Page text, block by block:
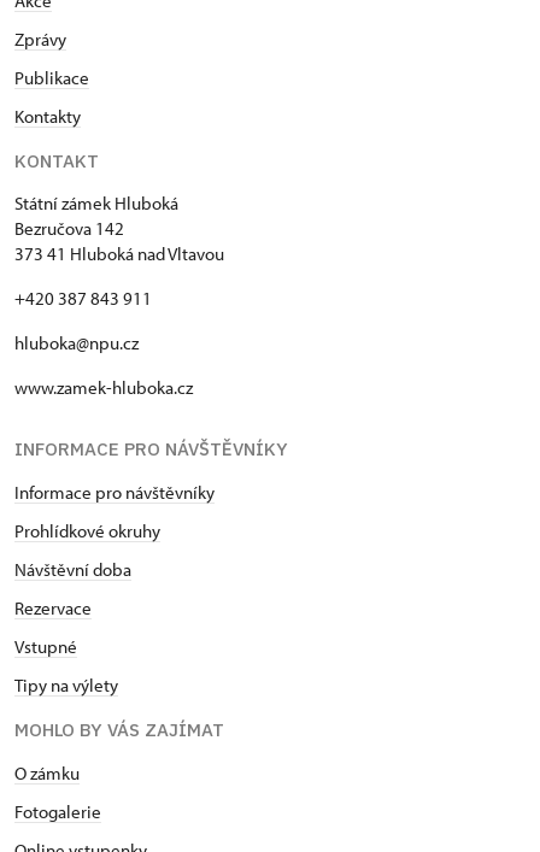
Zprávy
Publikace
Kontakty
KONTAKT
Státní zámek Hluboká
Bezručova 142
373 41 Hluboká nad Vltavou
+420 387 843 911
hluboka@npu.cz
www.zamek-hluboka.cz
INFORMACE PRO NÁVŠTĚVNÍKY
Informace pro návštěvníky
Prohlídkové okruhy
Návštěvní doba
Rezervace
Vstupné
Tipy na výlety
MOHLO BY VÁS ZAJÍMAT
O zámku
Fotogalerie